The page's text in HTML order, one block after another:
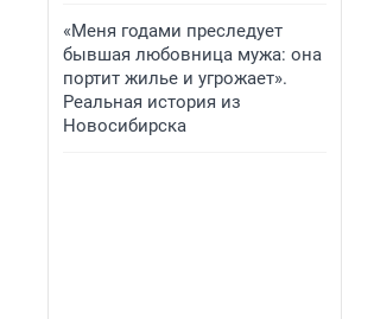
«Меня годами преследует
бывшая любовница мужа: она
портит жилье и угрожает».
Реальная история из
Новосибирска